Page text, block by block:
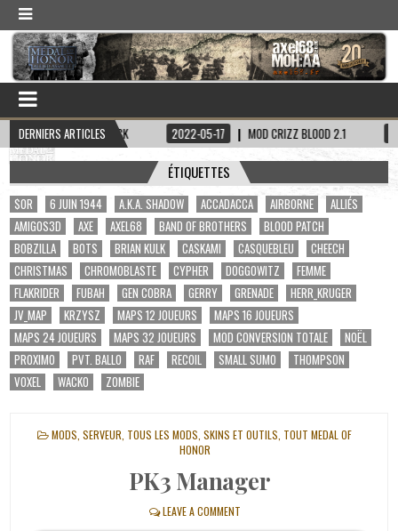
DERNIERS ARTICLES
HADDOCK 2022-05-17 MOD CRIZZ BLOOD 2.1 2022-05-01
ÉTIQUETTES
$OR 6 JUIN 1944 A.K.A. SHADOW ACCADACCA AIRBORNE
ALLIÉS
AMIGOS3D
AXE AXEL68 BAND OF BROTHERS
BLOOD PATCH
BOBZILLA
BOTS BRIAN KULK CASKAMI CASQUEBLEU
CHEECH
CHRISTMAS
CHROMOBLASTE CYPHER DOGGOWITZ
FEMME
FLAKRIDER
FUBAH GEN COBRA GERRY GRENADE
HERR_KRUGER
JV_MAP
KRZYSZ MAPS 12 JOUEURS
MAPS 16 JOUEURS
MAPS 24 JOUEURS
MAPS 32 JOUEURS MOD CONVERSION TOTALE
NOËL
PROXIMO
PVT. BALLO RAF RECOIL SMALL SUMO
THOMPSON
VOXEL
WACKO ZOMBIE
POSTED
MODS SERVEUR TOUS LES MODS, SKINS ET OUTILS TOUT MEDAL OF
HONOR
PK3 Manager
LEAVE A COMMENT